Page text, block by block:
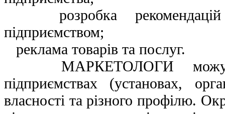
розробка рекомендацій
підприємством;
реклама товарів та послуг.
МАРКЕТОЛОГИ
підприємствах (установах,
власності та різного профілю.